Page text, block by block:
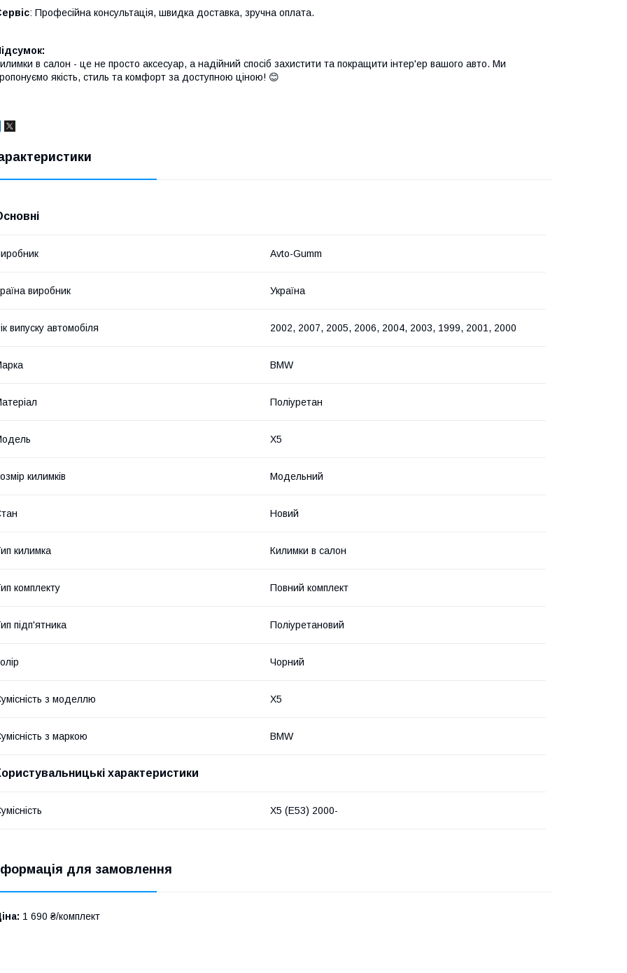
: Професійна консультація, швидка доставка, зручна оплата.
в салон - це не просто аксесуар, а надійний спосіб захистити та покращити інтер'ер вашого авто. Ми
якість, стиль та комфорт за доступною ціною! 😊
Avto-Gumm
виробник Україна
випуску автомобіля 2002, 2007, 2005, 2006, 2004, 2003, 1999, 2001, 2000
BMW
Поліуретан
X5
килимків Модельний
Новий
килимка Килимки в салон
комплекту Повний комплект
підп'ятника Поліуретановий
Чорний
з моделлю X5
з маркою BMW
характеристики
X5 (E53) 2000-
для замовлення
1 690 ₴/комплект